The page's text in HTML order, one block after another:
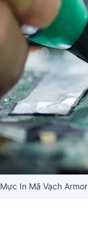
Mực In Mã Vạch Armor